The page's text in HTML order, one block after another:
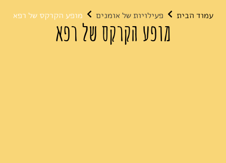
עמוד הבית פעילויות של אומנים מופע הקרקס של רפא
מופע הקרקס של רפא